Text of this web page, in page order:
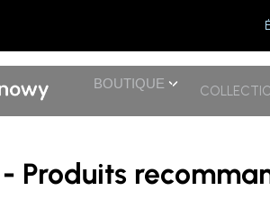
BOUTIQUE
Produits